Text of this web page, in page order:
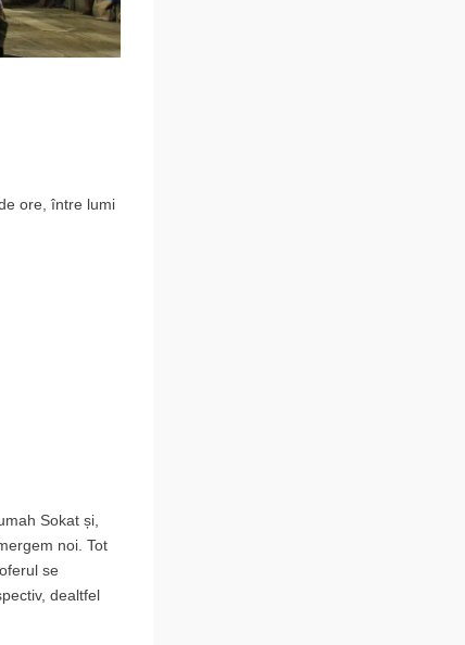
ore, între lumi
Sokat și,
noi. Tot
se
dealtfel